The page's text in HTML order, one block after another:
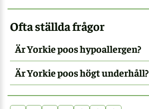
Ofta ställda frågor
Är Yorkie poos hypoallergen?
Är Yorkie poos högt underhåll?